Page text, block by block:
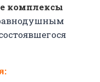
комплексы